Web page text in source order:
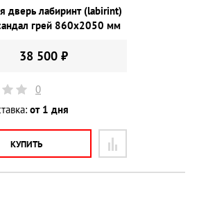
дверь лабиринт (labirint)
грей 860х2050 мм
38 500 ₽
0
от 1 дня
КУПИТЬ